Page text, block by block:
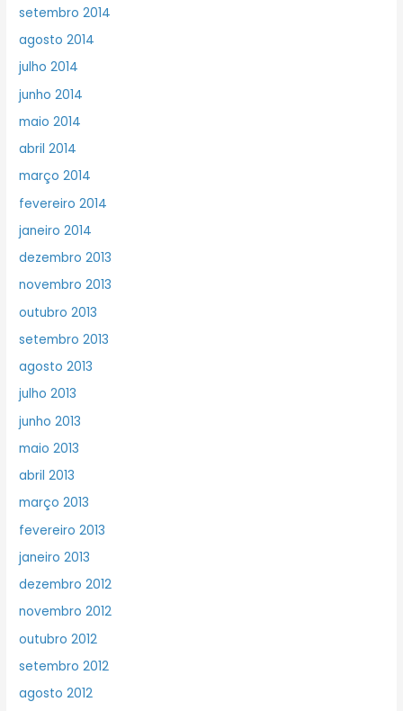
setembro 2014
agosto 2014
julho 2014
junho 2014
maio 2014
abril 2014
março 2014
fevereiro 2014
janeiro 2014
dezembro 2013
novembro 2013
outubro 2013
setembro 2013
agosto 2013
julho 2013
junho 2013
maio 2013
abril 2013
março 2013
fevereiro 2013
janeiro 2013
dezembro 2012
novembro 2012
outubro 2012
setembro 2012
agosto 2012